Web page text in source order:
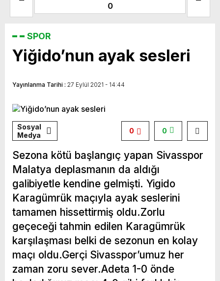
0
SPOR
Yiğido’nun ayak sesleri
Yayınlanma Tarihi : 27 Eylül 2021 - 14:44
Sosyal
Medya
0
0
Sezona kötü başlangıç yapan Sivasspor
Malatya deplasmanın da aldığı
galibiyetle kendine gelmişti. Yigido
Karagümrük maçıyla ayak seslerini
tamamen hissettirmiş oldu.Zorlu
geçeceği tahmin edilen Karagümrük
karşılaşması belki de sezonun en kolay
maçı oldu.Gerçi Sivasspor’umuz her
zaman zoru sever.Adeta 1-0 önde